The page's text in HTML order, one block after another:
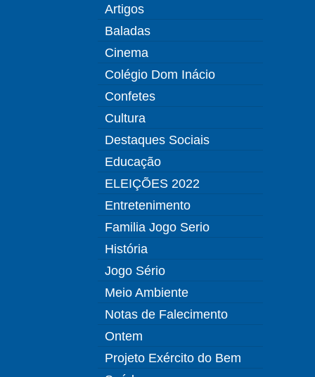
Artigos
Baladas
Cinema
Colégio Dom Inácio
Confetes
Cultura
Destaques Sociais
Educação
ELEIÇÕES 2022
Entretenimento
Familia Jogo Serio
História
Jogo Sério
Meio Ambiente
Notas de Falecimento
Ontem
Projeto Exército do Bem